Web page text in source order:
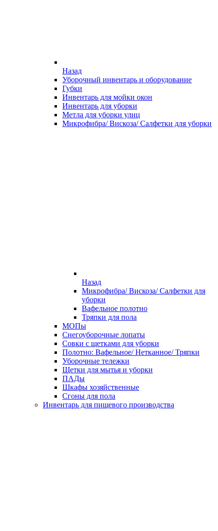
Назад
Уборочный инвентарь и оборудование
Губки
Инвентарь для мойки окон
Инвентарь для уборки
Метла для уборки улиц
Микрофибра/ Вискоза/ Салфетки для уборки
Назад
Микрофибра/ Вискоза/ Салфетки для
уборки
Вафельное полотно
Тряпки для пола
МОПы
Снегоуборочные лопаты
Совки с щетками для уборки
Полотно: Вафельное/ Нетканное/ Тряпки
Уборочные тележки
Щетки для мытья и уборки
ПАДы
Шкафы хозяйственные
Сгоны для пола
Инвентарь для пищевого производства